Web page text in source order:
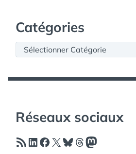
Catégories
Catégories
Réseaux sociaux
Flux RSSLinkedIn
Facebook
X Bluesky
Threads
Mastodon